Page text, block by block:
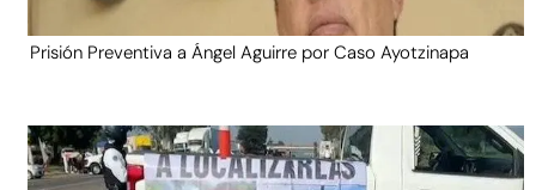
Prisión Preventiva a Ángel Aguirre por Caso Ayotzinapa